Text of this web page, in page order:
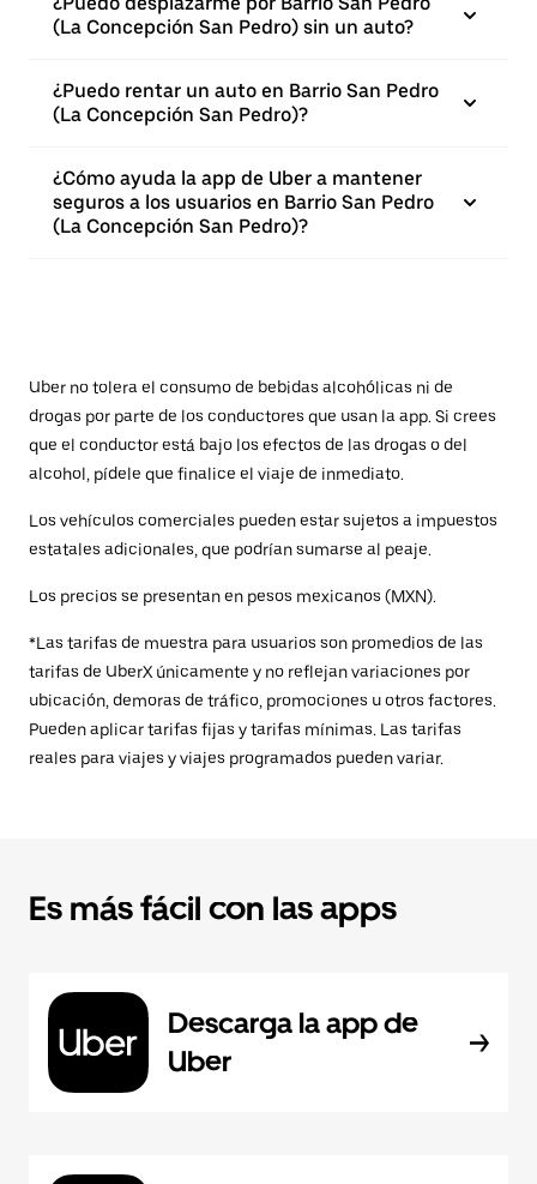
(La Concepción San Pedro) sin un auto?
¿Puedo rentar un auto en Barrio San Pedro
(La Concepción San Pedro)?
¿Cómo ayuda la app de Uber a mantener
seguros a los usuarios en Barrio San Pedro
(La Concepción San Pedro)?
Uber no tolera el consumo de bebidas alcohólicas ni de
drogas por parte de los conductores que usan la app. Si crees
que el conductor está bajo los efectos de las drogas o del
alcohol, pídele que finalice el viaje de inmediato.
Los vehículos comerciales pueden estar sujetos a impuestos
estatales adicionales, que podrían sumarse al peaje.
Los precios se presentan en pesos mexicanos (MXN).
*Las tarifas de muestra para usuarios son promedios de las
tarifas de UberX únicamente y no reflejan variaciones por
ubicación, demoras de tráfico, promociones u otros factores.
Pueden aplicar tarifas fijas y tarifas mínimas. Las tarifas
reales para viajes y viajes programados pueden variar.
Es más fácil con las apps
Descarga la app de
Uber